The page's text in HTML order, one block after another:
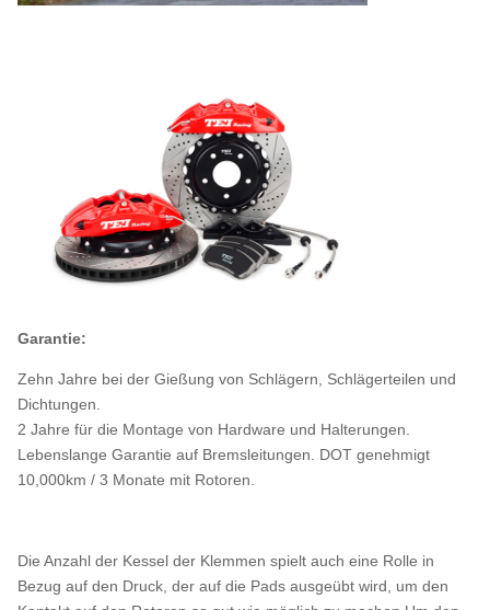
Garantie:
Zehn Jahre bei der Gießung von Schlägern, Schlägerteilen und
Dichtungen.
2 Jahre für die Montage von Hardware und Halterungen.
Lebenslange Garantie auf Bremsleitungen. DOT genehmigt
10,000km / 3 Monate mit Rotoren.
Die Anzahl der Kessel der Klemmen spielt auch eine Rolle in
Bezug auf den Druck, der auf die Pads ausgeübt wird, um den